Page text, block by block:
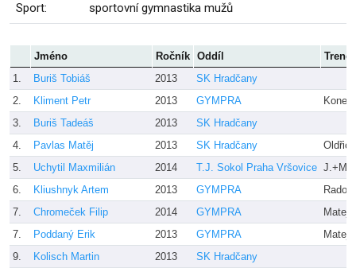
Sport: sportovní gymnastika mužů
Jméno Ročník Oddíl
Trenér
1.
Buriš Tobiáš 2013
SK Hradčany
2.
Kliment Petr 2013 GYMPRA
3.
Buriš Tadeáš 2013
SK Hradčany
4.
Pavlas Matěj 2013 SK Hradčany
5.
Uchytil Maxmilián 2014 T.J. Sokol Praha Vršovice J.+M.
6.
Kliushnyk Artem 2013 GYMPRA
7.
Chromeček Filip 2014 GYMPRA
7.
Poddaný Erik 2013 GYMPRA
9.
Kolisch Martin 2013
SK Hradčany